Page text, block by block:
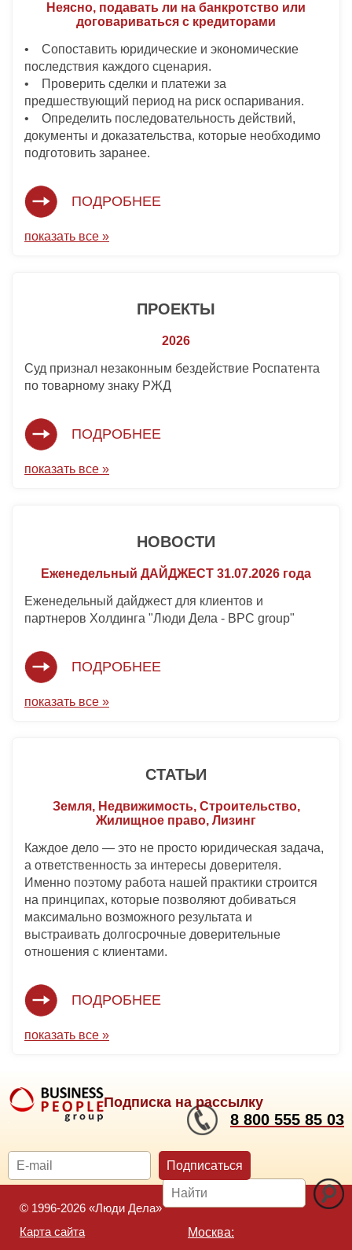
Неясно, подавать ли на банкротство или
договариваться с кредиторами
• Сопоставить юридические и экономические
последствия каждого сценария.
• Проверить сделки и платежи за
предшествующий период на риск оспаривания.
• Определить последовательность действий,
документы и доказательства, которые необходимо
подготовить заранее.
ПОДРОБНЕЕ
показать все »
ПРОЕКТЫ
2026
Суд признал незаконным бездействие Роспатента
по товарному знаку РЖД
ПОДРОБНЕЕ
показать все »
НОВОСТИ
Еженедельный ДАЙДЖЕСТ 31.07.2026 года
Еженедельный дайджест для клиентов и
партнеров Холдинга "Люди Дела - BPC group"
ПОДРОБНЕЕ
показать все »
СТАТЬИ
Земля, Недвижимость, Строительство,
Жилищное право, Лизинг
Каждое дело — это не просто юридическая задача,
а ответственность за интересы доверителя.
Именно поэтому работа нашей практики строится
на принципах, которые позволяют добиваться
максимально возможного результата и
выстраивать долгосрочные доверительные
отношения с клиентами.
ПОДРОБНЕЕ
показать все »
Подписка на рассылку
8 800 555 85 03
Подписаться
© 1996-2026 «Люди Дела»
Карта сайта
Москва: